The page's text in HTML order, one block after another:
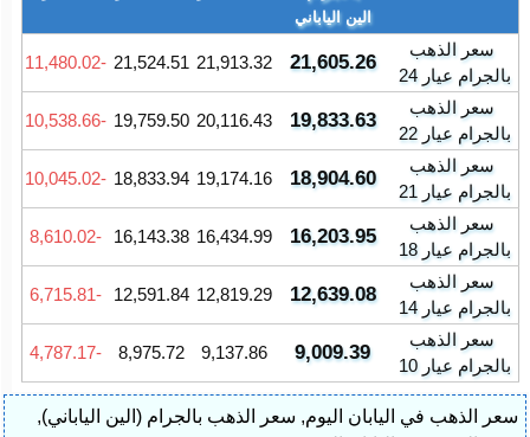
الين الياباني
سعر الذهب
بالجرام عيار 24
21,605.26
21,913.32
21,524.51
-11,480.02
سعر الذهب
بالجرام عيار 22
19,833.63
20,116.43
19,759.50
-10,538.66
سعر الذهب
بالجرام عيار 21
18,904.60
19,174.16
18,833.94
-10,045.02
سعر الذهب
بالجرام عيار 18
16,203.95
16,434.99
16,143.38
-8,610.02
سعر الذهب
بالجرام عيار 14
12,639.08
12,819.29
12,591.84
-6,715.81
سعر الذهب
بالجرام عيار 10
9,009.39
9,137.86
8,975.72
-4,787.17
سعر الذهب في اليابان اليوم, سعر الذهب بالجرام (الين الياباني),